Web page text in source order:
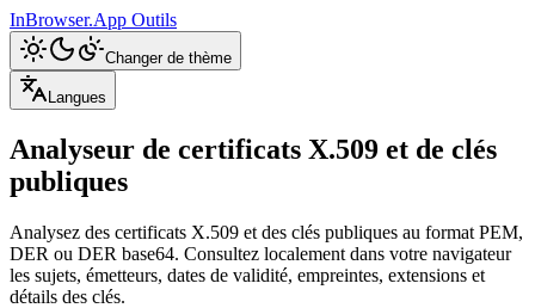
InBrowser.App Outils
Changer de thème
Langues
Analyseur de certificats X.509 et de clés
publiques
Analysez des certificats X.509 et des clés publiques au format PEM,
DER ou DER base64. Consultez localement dans votre navigateur
les sujets, émetteurs, dates de validité, empreintes, extensions et
détails des clés.